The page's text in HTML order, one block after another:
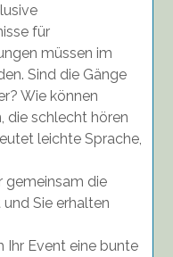
für
müssen im
Sind die Gänge
Wie können
die schlecht hören
leichte Sprache,
gemeinsam die
Sie erhalten
Ihr Event eine bunte